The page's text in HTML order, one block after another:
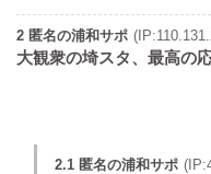
2 匿名の浦和サポ
大観衆の埼スタ、最高の
2.1 匿名の浦和サポ